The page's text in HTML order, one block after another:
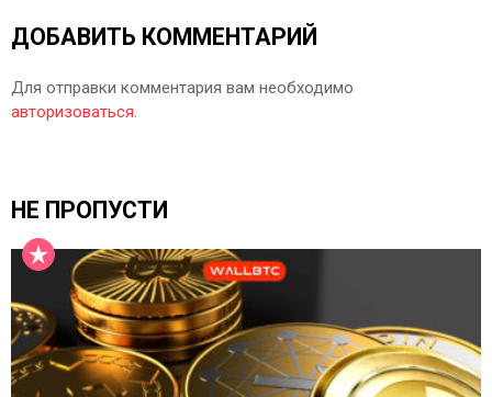
ДОБАВИТЬ КОММЕНТАРИЙ
Для отправки комментария вам необходимо
авторизоваться.
НЕ ПРОПУСТИ